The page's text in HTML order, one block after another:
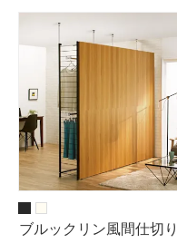
ブルックリン風間仕切